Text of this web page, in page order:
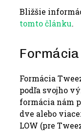
Bližšie
tomto článku.
Formácia
podľa svojho
formácia nám
dve alebo
LOW (pre